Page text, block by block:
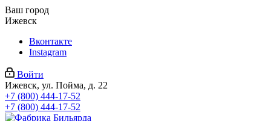
Ваш город
Ижевск
Вконтакте
Instagram
Войти
Ижевск, ул. Пойма, д. 22
+7 (800) 444-17-52
+7 (800) 444-17-52